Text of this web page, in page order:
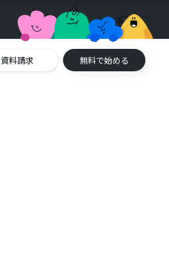
資料請求 無料で始める